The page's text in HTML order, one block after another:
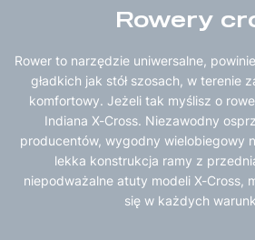
Hulajnogi
Technologie
Produkcja
Testy rowerów
Rowery
Rower to narzędzie uniwersalne,
gładkich jak stół szosach, w terenie
komfortowy. Jeżeli tak myślisz o
Indiana X-Cross. Niezawodny
producentów, wygodny wielobiegowy
lekka konstrukcja ramy z
niepodważalne atuty modeli X-Cross,
się w każdych